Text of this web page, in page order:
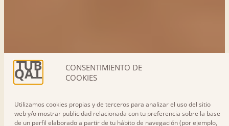
CONSENTIMIENTO DE
COOKIES
Utilizamos cookies propias y de terceros para analizar el uso del sitio
web y/o mostrar publicidad relacionada con tu preferencia sobre la base
de un perfil elaborado a partir de tu hábito de navegación (por ejemplo,